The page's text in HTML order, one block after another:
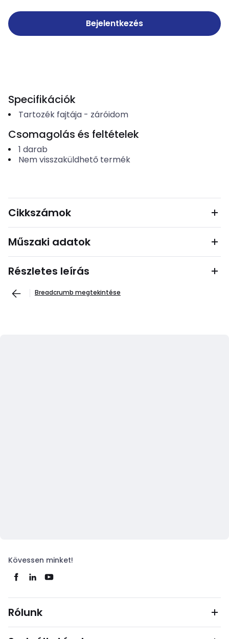
Bejelentkezés
Specifikációk
Tartozék fajtája- záróidom
Csomagolás és feltételek
1 darab
Nem visszaküldhető termék
Cikkszámok
Műszaki adatok
Részletes leírás
Breadcrumb megtekintése
Kövessen minket!
Rólunk